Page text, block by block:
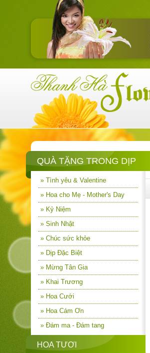
QUÀ TẶNG TRONG DỊP
» Tình yêu & Valentine
» Hoa cho Mẹ - Mother's Day
» Kỷ Niệm
» Sinh Nhật
» Chúc sức khỏe
» Dịp Đặc Biệt
» Mừng Tân Gia
» Khai Trương
» Hoa Cưới
» Hoa Cám Ơn
» Đám ma - Đám tang
HOA TƯƠI